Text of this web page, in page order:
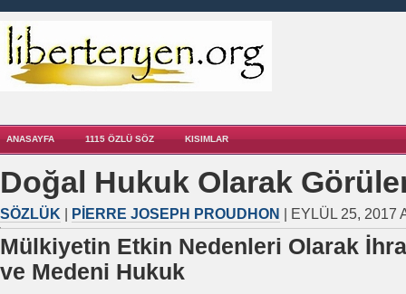
ANASAYFA 1115 ÖZLÜ SÖZ KISIMLAR
Doğal Hukuk Olarak
SÖZLÜK PIERRE JOSEPH PROUDHON | EYLÜL 25, 2017
Mülkiyetin Etkin Nedenleri Olarak
ve Medeni Hukuk